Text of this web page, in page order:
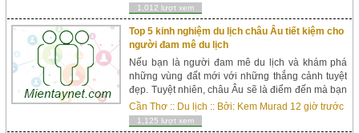
1,012 lượt xem
Top 5 kinh nghiệm du lịch châu Âu tiết kiệm cho
người đam mê du lịch
Nếu bạn là người đam mê du lịch và khám phá
những vùng đất mới với những thắng cảnh tuyệt
đẹp. Tuyệt nhiên, châu Âu sẽ là điểm đến mà bạn
không thể bỏ qua. Thuộc lòng top 5 kinh nghiệm
du lịch châu Âu tiết kiệm dưới đ&acir...
Cần Thơ :: Du lịch :: Bởi: Kem Murad 12 giờ trước
1,125 lượt xem